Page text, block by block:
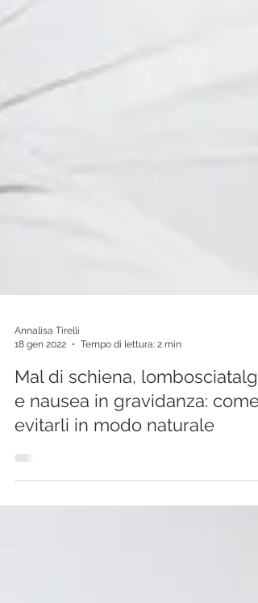
18 gen 2022
Tempo di lettura: 2 min
Mal di schiena,
e nausea in gravidanza: come
evitarli in modo naturale